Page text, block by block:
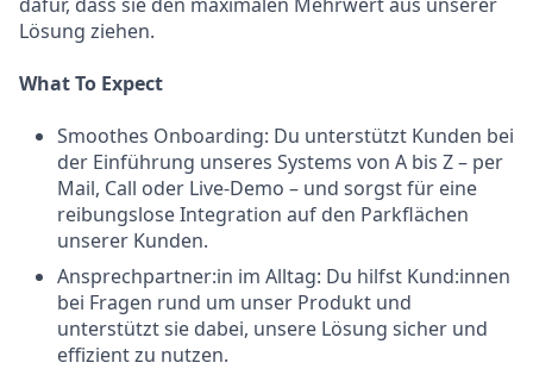
Lösung ziehen.
What To Expect
Smoothes Onboarding: Du unterstützt Kunden bei
der Einführung unseres Systems von A bis Z – per
Mail, Call oder Live-Demo – und sorgst für eine
reibungslose Integration auf den Parkflächen
unserer Kunden.
Ansprechpartner:in im Alltag: Du hilfst Kund:innen
bei Fragen rund um unser Produkt und
unterstützt sie dabei, unsere Lösung sicher und
effizient zu nutzen.